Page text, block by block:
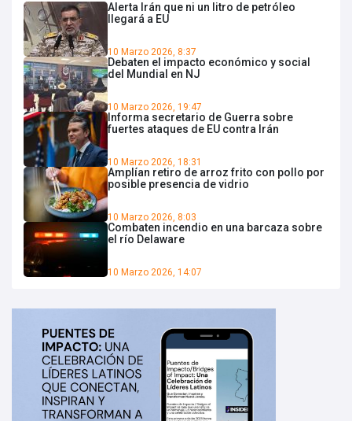
Alerta Irán que ni un litro de petróleo
llegará a EU
10 Marzo 2026, 8:37
Debaten el impacto económico y social
del Mundial en NJ
10 Marzo 2026, 19:47
Informa secretario de Guerra sobre
fuertes ataques de EU contra Irán
10 Marzo 2026, 18:31
Amplían retiro de arroz frito con pollo por
posible presencia de vidrio
10 Marzo 2026, 8:03
Combaten incendio en una barcaza sobre
el río Delaware
10 Marzo 2026, 14:07